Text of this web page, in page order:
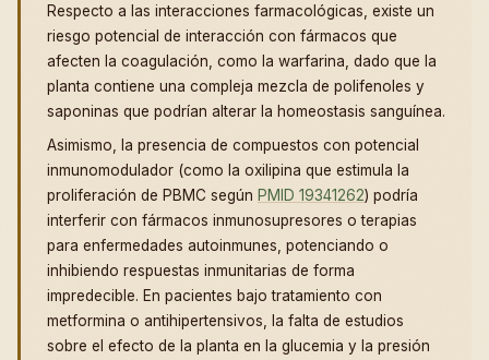
Respecto a las interacciones farmacológicas, existe un
riesgo potencial de interacción con fármacos que
afecten la coagulación, como la warfarina, dado que la
planta contiene una compleja mezcla de polifenoles y
saponinas que podrían alterar la homeostasis sanguínea.
Asimismo, la presencia de compuestos con potencial
inmunomodulador (como la oxilipina que estimula la
proliferación de PBMC según PMID 19341262) podría
interferir con fármacos inmunosupresores o terapias
para enfermedades autoinmunes, potenciando o
inhibiendo respuestas inmunitarias de forma
impredecible. En pacientes bajo tratamiento con
metformina o antihipertensivos, la falta de estudios
sobre el efecto de la planta en la glucemia y la presión